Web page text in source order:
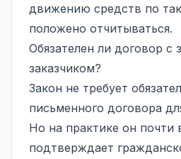
движению средств по
положено отчитываться.
Обязателен ли договор с
заказчиком?
Закон не требует
письменного договора
Но на практике он почти
подтверждает